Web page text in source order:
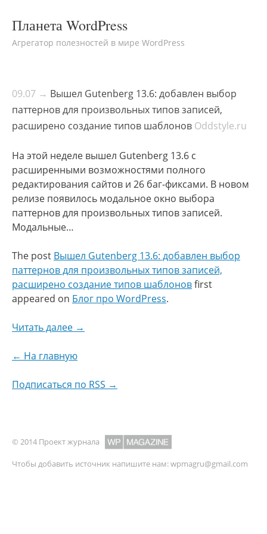
Планета WordPress
Агрегатор полезностей в мире WordPress
09.07 → Вышел Gutenberg 13.6: добавлен выбор
паттернов для произвольных типов записей,
расширено создание типов шаблонов Oddstyle.ru
На этой неделе вышел Gutenberg 13.6 с
расширенными возможностями полного
редактирования сайтов и 26 баг-фиксами. В новом
релизе появилось модальное окно выбора
паттернов для произвольных типов записей.
Модальные…
The post Вышел Gutenberg 13.6: добавлен выбор
паттернов для произвольных типов записей,
расширено создание типов шаблоновfirst
appeared on Блог про WordPress.
Читать далее →
← На главную
Подписаться по RSS →
© 2014 Проект журнала
Чтобы добавить источник напишите нам:wpmagru@gmail.com